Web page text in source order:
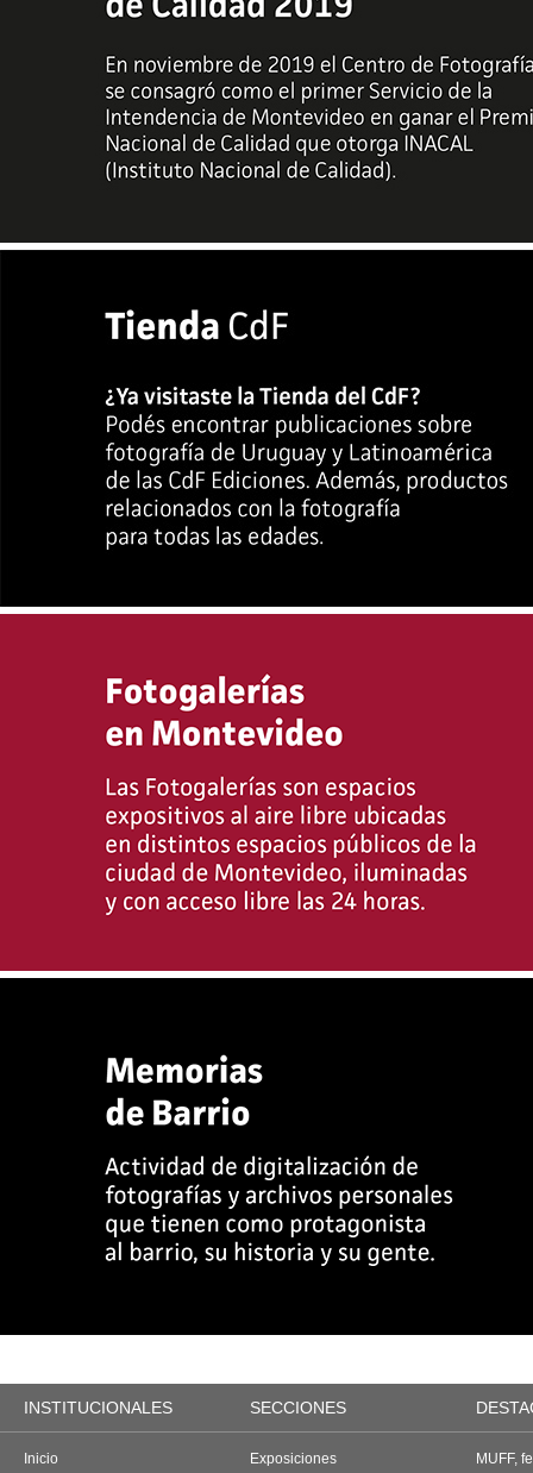
INSTITUCIONALES SECCIONES
Inicio
Exposiciones
MUFF,